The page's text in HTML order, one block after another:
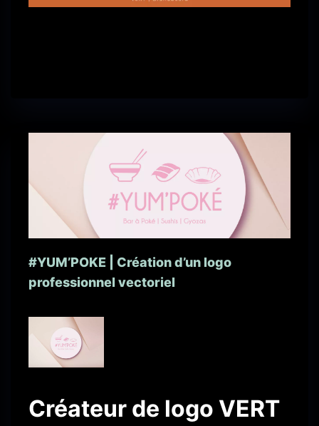
#YUM’POKE | Création d’un logo
professionnel vectoriel
Créateur de logo VERT